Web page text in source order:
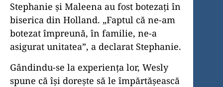
Stephanie și Maleena au fost botezați în
biserica din Holland. „Faptul că ne-am
botezat împreună, în familie, ne-a
asigurat unitatea”, a declarat Stephanie.
Gândindu-se la experiența lor, Wesly
spune că își dorește să le împărtășească